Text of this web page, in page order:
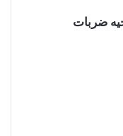
ضربات